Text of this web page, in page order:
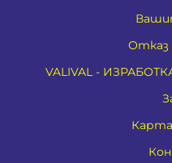
Отказ
VALIVAL -